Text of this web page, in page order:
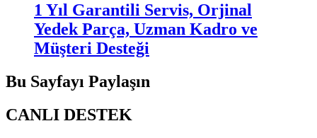
1 Yıl Garantili Servis, Orjinal
Yedek Parça, Uzman Kadro ve
Müşteri Desteği
Bu Sayfayı Paylaşın
CANLI DESTEK